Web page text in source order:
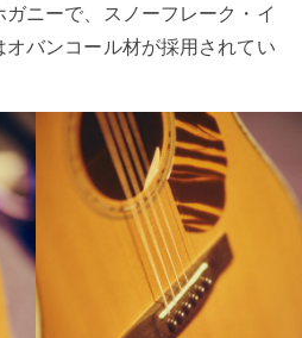
ニーで、スノーフレーク・イ
バンコール材が採用されてい